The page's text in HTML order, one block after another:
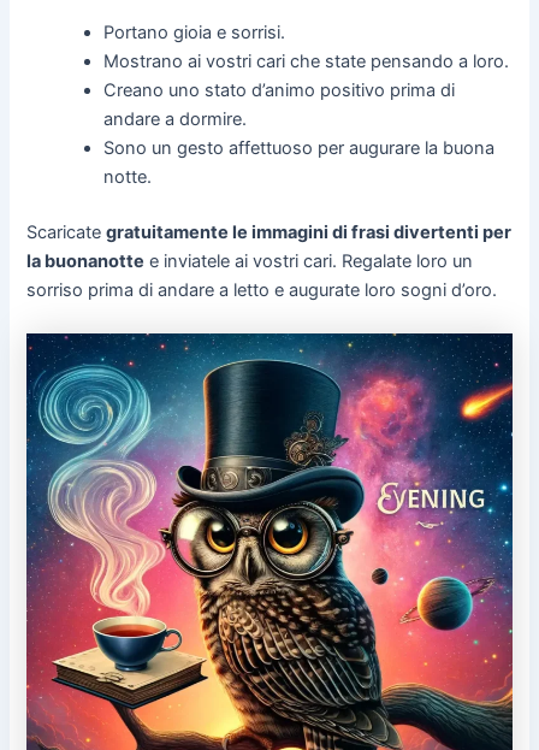
Portano gioia e sorrisi.
Mostrano ai vostri cari che state pensando a loro.
Creano uno stato d’animo positivo prima di
andare a dormire.
Sono un gesto affettuoso per augurare la buona
notte.
Scaricategratuitamente le immagini di frasi divertenti per
la buonanotte e inviatele ai vostri cari. Regalate loro un
sorriso prima di andare a letto e augurate loro sogni d’oro.